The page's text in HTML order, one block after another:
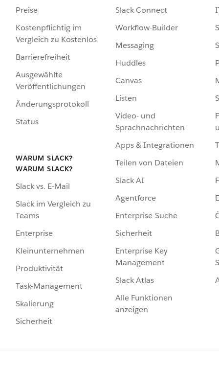
Preise
Kostenpflichtig im
Vergleich zu Kostenlos
Barrierefreiheit
Ausgewählte
Veröffentlichungen
Änderungsprotokoll
Status
WARUM SLACK?
WARUM SLACK?
Slack vs. E-Mail
Slack im Vergleich zu
Teams
Enterprise
Kleinunternehmen
Produktivität
Task-Management
Skalierung
Sicherheit
Slack Connect
Workflow-Builder
Messaging
Huddles
Canvas
Listen
Video- und
Sprachnachrichten
Apps & Integrationen
Teilen von Dateien
Slack AI
Agentforce
Enterprise-Suche
Sicherheit
Enterprise Key
Management
Slack Atlas
Alle Funktionen
anzeigen